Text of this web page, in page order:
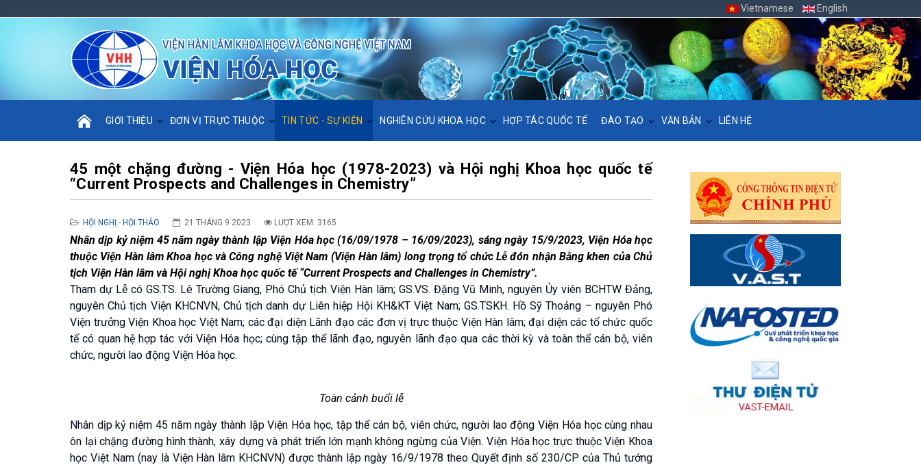
Vietnamese English
GIỚI THIỆU ĐƠN VỊ TRỰC THUỘC TIN TỨC - SỰ KIỆN NGHIÊN CỨU KHOA HỌC HỢP TÁC QUỐC TẾ ĐÀO TẠO VĂN BẢN LIÊN HỆ
45 một chặng đường - Viện Hóa học (1978-2023) và Hội nghị Khoa học quốc tế
“Current Prospects and Challenges in Chemistry”
HỘI NGHỊ - HỘI THẢO 21 THÁNG 9 2023 LƯỢT XEM: 3165
Nhân dịp kỷ niệm 45 năm ngày thành lập Viện Hóa học (16/09/1978 – 16/09/2023), sáng ngày 15/9/2023, Viện Hóa học
thuộc Viện Hàn lâm Khoa học và Công nghệ Việt Nam (Viện Hàn lâm) long trọng tổ chức Lễ đón nhận Bằng khen của Chủ
tịch Viện Hàn lâm và Hội nghị Khoa học quốc tế “Current Prospects and Challenges in Chemistry”.
Tham dự Lễ có GS.TS. Lê Trường Giang, Phó Chủ tịch Viện Hàn lâm; GS.VS. Đặng Vũ Minh, nguyên Ủy viên BCHTW Đảng,
nguyên Chủ tịch Viện KHCNVN, Chủ tịch danh dự Liên hiệp Hội KH&KT Việt Nam; GS.TSKH. Hồ Sỹ Thoảng – nguyên Phó
Viện trưởng Viện Khoa học Việt Nam; các đại diện Lãnh đạo các đơn vị trực thuộc Viện Hàn lâm; đại diện các tổ chức quốc
tế có quan hệ hợp tác với Viện Hóa học; cùng tập thể lãnh đạo, nguyên lãnh đạo qua các thời kỳ và toàn thể cán bộ, viên
chức, người lao động Viện Hóa học.
Toàn cảnh buổi lễ
Nhân dịp kỷ niệm 45 năm ngày thành lập Viện Hóa học, tập thể cán bộ, viên chức, người lao động Viện Hóa học cùng nhau
ôn lại chặng đường hình thành, xây dựng và phát triển lớn mạnh không ngừng của Viện. Viện Hóa học trực thuộc Viện Khoa
học Việt Nam (nay là Viện Hàn lâm KHCNVN) được thành lập ngày 16/9/1978 theo Quyết định số 230/CP của Thủ tướng